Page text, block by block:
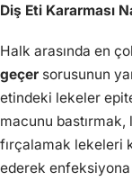
Diş Eti Kararması
Halk arasında en
geçer sorusunun
etindeki lekeler
macunu
fırçalamak lekeleri
ederek